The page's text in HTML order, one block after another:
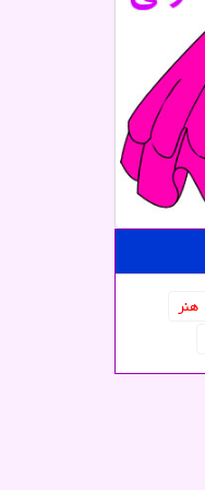
هنر